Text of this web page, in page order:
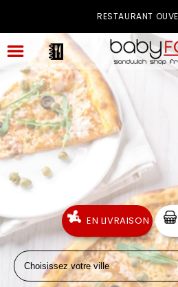
RESTAURANT
ACCUEIL
LA CARTE
VOTRE COMPTE
NOTRE RESTAURANT
VOS AVIS
EN LIVRAISON